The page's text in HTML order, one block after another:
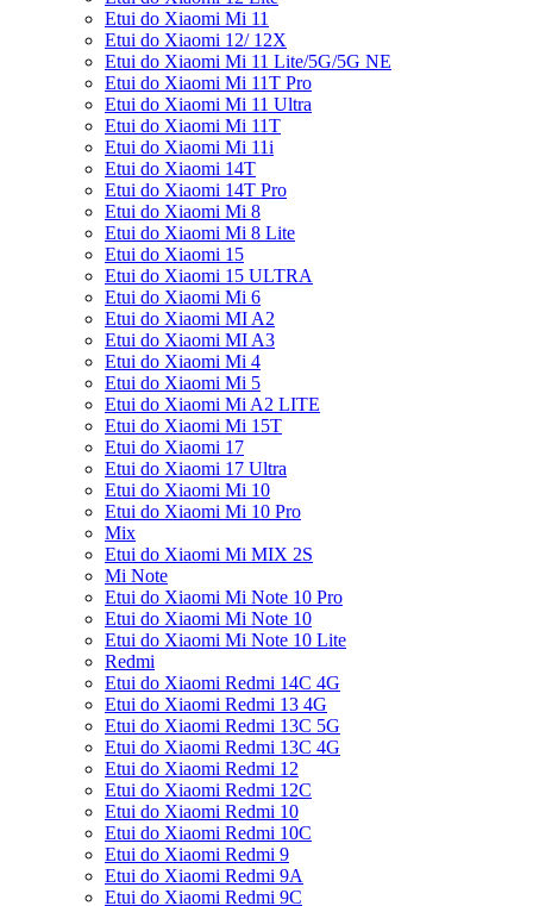
Etui do Xiaomi Mi 11
Etui do Xiaomi 12/ 12X
Etui do Xiaomi Mi 11 Lite/5G/5G NE
Etui do Xiaomi Mi 11T Pro
Etui do Xiaomi Mi 11 Ultra
Etui do Xiaomi Mi 11T
Etui do Xiaomi Mi 11i
Etui do Xiaomi 14T
Etui do Xiaomi 14T Pro
Etui do Xiaomi Mi 8
Etui do Xiaomi Mi 8 Lite
Etui do Xiaomi 15
Etui do Xiaomi 15 ULTRA
Etui do Xiaomi Mi 6
Etui do Xiaomi MI A2
Etui do Xiaomi MI A3
Etui do Xiaomi Mi 4
Etui do Xiaomi Mi 5
Etui do Xiaomi Mi A2 LITE
Etui do Xiaomi Mi 15T
Etui do Xiaomi 17
Etui do Xiaomi 17 Ultra
Etui do Xiaomi Mi 10
Etui do Xiaomi Mi 10 Pro
Mix
Etui do Xiaomi Mi MIX 2S
Mi Note
Etui do Xiaomi Mi Note 10 Pro
Etui do Xiaomi Mi Note 10
Etui do Xiaomi Mi Note 10 Lite
Redmi
Etui do Xiaomi Redmi 14C 4G
Etui do Xiaomi Redmi 13 4G
Etui do Xiaomi Redmi 13C 5G
Etui do Xiaomi Redmi 13C 4G
Etui do Xiaomi Redmi 12
Etui do Xiaomi Redmi 12C
Etui do Xiaomi Redmi 10
Etui do Xiaomi Redmi 10C
Etui do Xiaomi Redmi 9
Etui do Xiaomi Redmi 9A
Etui do Xiaomi Redmi 9C